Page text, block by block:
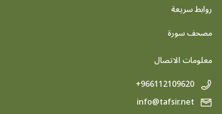
روابط سريعة
footer menu
مصحف سورة
معلومات الاتصال
+966112109620
info@tafsir.net